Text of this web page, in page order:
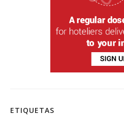
ETIQUETAS